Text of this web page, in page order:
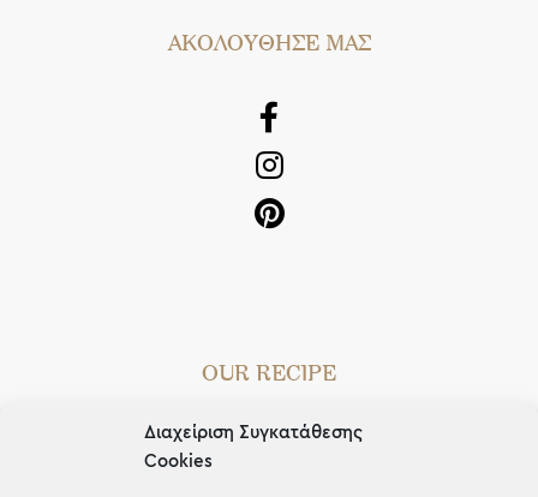
Διαχείριση Συγκατάθεσης
Cookies
AΚΟΛΟΥΘΗΣΕ ΜΑΣ
OUR RECIPE
Gifts